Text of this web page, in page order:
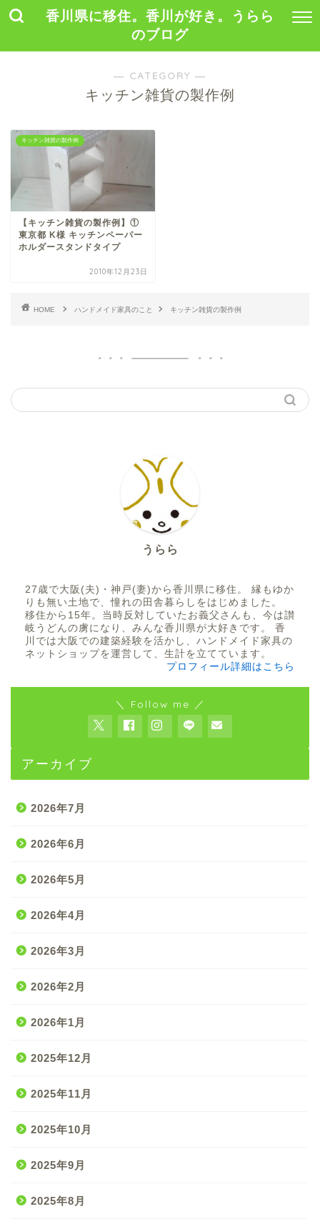
香川県に移住。香川が好き。うらら
のブログ
― CATEGORY ―
キッチン雑貨の製作例
キッチン雑貨の製作例
【キッチン雑貨の製作例】①
東京都 K様 キッチンペーパー
ホルダースタンドタイプ
2010年12月23日
HOME ハンドメイド家具のこと キッチン雑貨の製作例
うらら
27歳で大阪(夫)・神戸(妻)から香川県に移住。 縁もゆか
りも無い土地で、憧れの田舎暮らしをはじめました。
移住から15年。当時反対していたお義父さんも、今は讃
岐うどんの虜になり、みんな香川県が大好きです。 香
川では大阪での建築経験を活かし、ハンドメイド家具の
ネットショップを運営して、生計を立てています。
プロフィール詳細はこちら
＼ Follow me ／
アーカイブ
2026年7月
2026年6月
2026年5月
2026年4月
2026年3月
2026年2月
2026年1月
2025年12月
2025年11月
2025年10月
2025年9月
2025年8月